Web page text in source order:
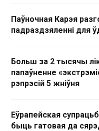
Паўночная Карэя
падраздзяленні для
Больш за 2 тысячы
папаўненне
рэпрэсій 5 жніўня
Еўрапейская
быць гатовая да